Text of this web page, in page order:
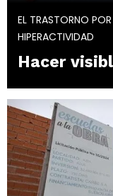
EL TRASTORNO
HIPERACTIVIDAD
Hacer